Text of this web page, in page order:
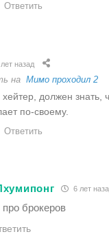
Ответить
назад
на Мимо проходил 2
должен знать,
по-своему.
Ответить
6 лет
брокеров